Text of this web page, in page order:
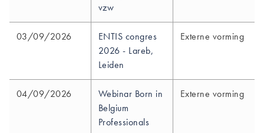
vzw
03/09/2026
ENTIS congres
2026 - Lareb,
Leiden
Externe vorming
04/09/2026
Webinar Born in
Belgium
Professionals
Externe vorming